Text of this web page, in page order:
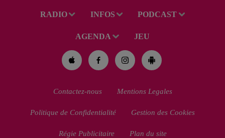
RADIO INFOS PODCAST
AGENDA JEU
Contactez-nous Mentions Legales
Politique de Confidentialité Gestion des Cookies
Régie Publicitaire Plan du site